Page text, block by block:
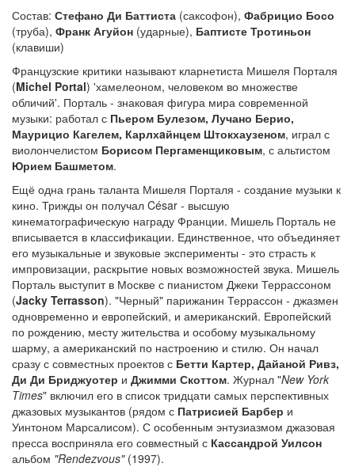
Состав: Стефано Ди Баттиста (саксофон), Фабрицио Босо
(труба), Франк Агуйон (ударные), Баптисте Тротиньон
(клавиши)
Французские критики называют кларнетиста Мишеля Порталя
(Michel Portal) 'хамелеоном, человеком во множестве
обличий'. Порталь - знаковая фигура мира современной
музыки: работал с Пьером Булезом, Лучано Берио,
Маурицио Кагелем, Карлхaйнцем Штокхаузеном, играл с
виолончелистом Борисом Пергаменщиковым, с альтистом
Юрием Башметом.
Ещё одна грань таланта Мишеля Порталя - создание музыки к
кино. Трижды он получал César - высшую
кинематографическую награду Франции. Мишель Порталь не
вписывается в классификации. Единственное, что объединяет
его музыкальные и звуковые эксперименты - это страсть к
импровизации, раскрытие новых возможностей звука. Мишель
Порталь выступит в Москве с пианистом Джеки Террассоном
(Jacky Terrasson). "Черный" парижанин Террассон - джазмен
одновременно и европейский, и американский. Европейский
по рождению, месту жительства и особому музыкальному
шарму, а американский по настроению и стилю. Он начал
сразу с совместных проектов с Бетти Картер, Дайаной Ривз,
Ди Ди Бриджуотер и Джимми Скоттом. Журнал "New York
Times" включил его в список тридцати самых перспективных
джазовых музыкантов (рядом с Патрисией Барбер и
Уинтоном Марсалисом). С особенным энтузиазмом джазовая
пресса восприняла его совместный с Кассандрой Уилсон
альбом "Rendezvous"(1997).